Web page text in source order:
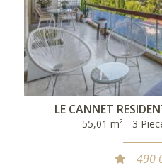
LE CANNET
55,01 m² - 3
490